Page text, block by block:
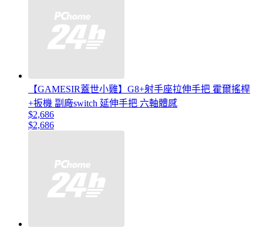
【GAMESIR蓋世小雞】G8+射手座拉伸手把 霍爾搖桿
+扳機 副廠switch 延伸手把 六軸體感
$2,686
$2,686